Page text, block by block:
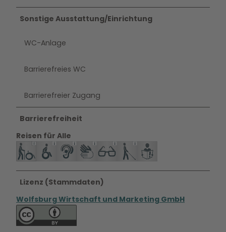
Sonstige Ausstattung/Einrichtung
WC-Anlage
Barrierefreies WC
Barrierefreier Zugang
Barrierefreiheit
Reisen für Alle
Lizenz (Stammdaten)
Wolfsburg Wirtschaft und Marketing GmbH